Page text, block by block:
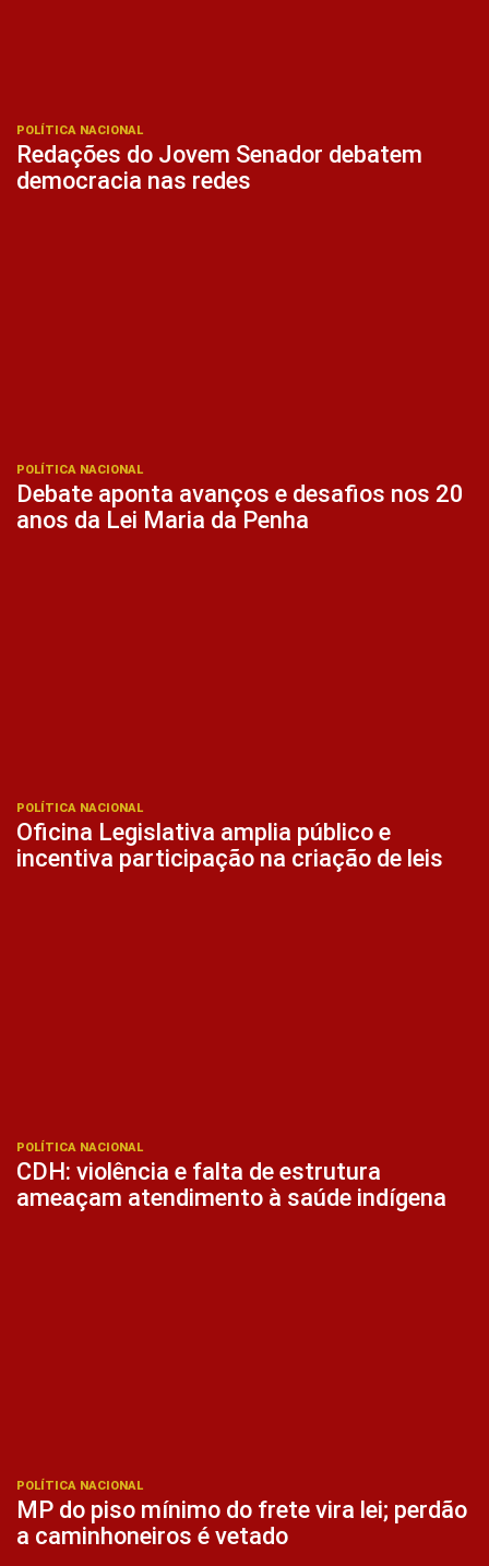
POLÍTICA NACIONAL
Redações do Jovem Senador debatem
democracia nas redes
POLÍTICA NACIONAL
Debate aponta avanços e desafios nos 20
anos da Lei Maria da Penha
POLÍTICA NACIONAL
Oficina Legislativa amplia público e
incentiva participação na criação de leis
POLÍTICA NACIONAL
CDH: violência e falta de estrutura
ameaçam atendimento à saúde indígena
POLÍTICA NACIONAL
MP do piso mínimo do frete vira lei; perdão
a caminhoneiros é vetado